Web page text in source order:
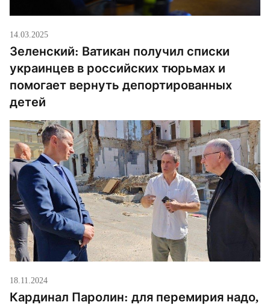
14.03.2025
Зеленский: Ватикан получил списки
украинцев в российских тюрьмах и
помогает вернуть депортированных
детей
18.11.2024
Кардинал Паролин: для перемирия надо,